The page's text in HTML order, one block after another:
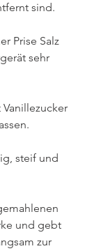
sind.
Prise Salz
sehr
steif und
und gebt
zur